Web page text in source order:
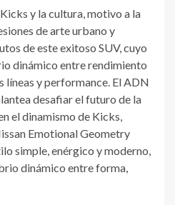
y la cultura, motivo a la
de arte urbano y
de este exitoso SUV, cuyo
dinámico entre rendimiento
líneas y performance. El ADN
desafiar el futuro de la
el dinamismo de Kicks,
Emotional Geometry
simple, enérgico y moderno,
dinámico entre forma,